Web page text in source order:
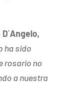
ha sido
rosario no
a nuestra